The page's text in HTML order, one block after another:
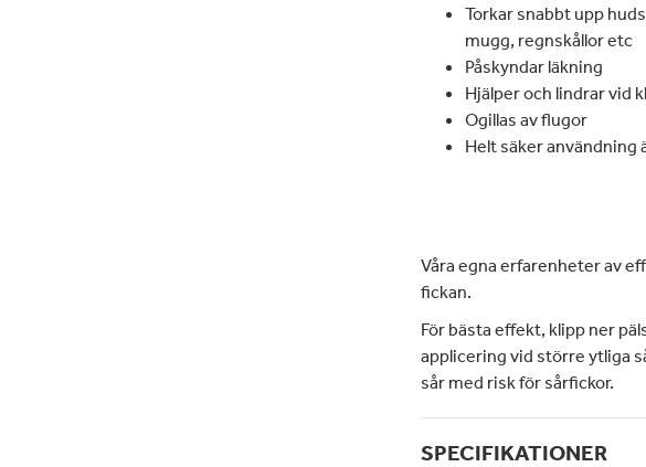
Torkar snabbt upp
mugg, regnskållor etc
Påskyndar läkning
Hjälper och lindrar vid
Ogillas av flugor
Helt säker användning
Våra egna erfarenheter av
fickan.
För bästa effekt, klipp ner
applicering vid större ytliga
sår med risk för sårfickor.
SPECIFIKATIONER